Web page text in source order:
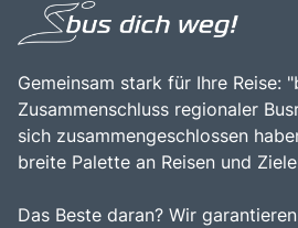
Gemeinsam stark für Ihre Reise:
Zusammenschluss regionaler
sich zusammengeschlossen
breite Palette an Reisen und
Das Beste daran? Wir